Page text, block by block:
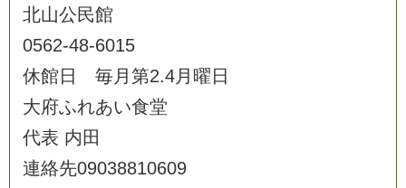
北山公民館
0562-48-6015
休館 日 毎月 第2.4月 曜 日
大府ふれあい食堂
代表 内 田
連絡先09038810609